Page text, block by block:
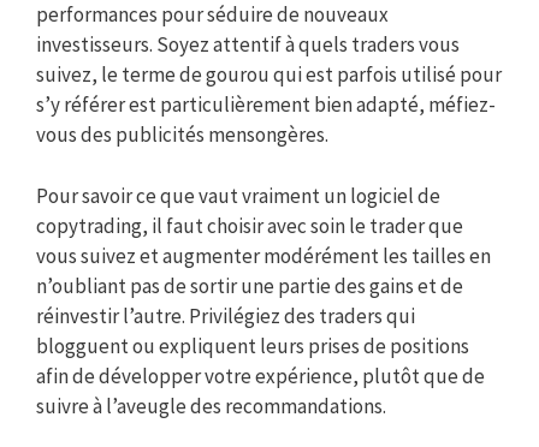
performances pour séduire de nouveaux
investisseurs. Soyez attentif à quels traders vous
suivez, le terme de gourou qui est parfois utilisé pour
s’y référer est particulièrement bien adapté, méfiez-
vous des publicités mensongères.
Pour savoir ce que vaut vraiment un logiciel de
copytrading, il faut choisir avec soin le trader que
vous suivez et augmenter modérément les tailles en
n’oubliant pas de sortir une partie des gains et de
réinvestir l’autre. Privilégiez des traders qui
blogguent ou expliquent leurs prises de positions
afin de développer votre expérience, plutôt que de
suivre à l’aveugle des recommandations.